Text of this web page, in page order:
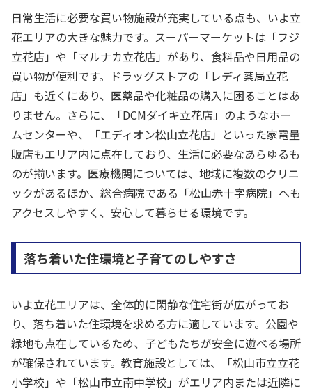
日常生活に必要な買い物施設が充実している点も、いよ立
花エリアの大きな魅力です。スーパーマーケットは「フジ
立花店」や「マルナカ立花店」があり、食料品や日用品の
買い物が便利です。ドラッグストアの「レディ薬局立花
店」も近くにあり、医薬品や化粧品の購入に困ることはあ
りません。さらに、「DCMダイキ立花店」のようなホー
ムセンターや、「エディオン松山立花店」といった家電量
販店もエリア内に点在しており、生活に必要なあらゆるも
のが揃います。医療機関については、地域に複数のクリニ
ックがあるほか、総合病院である「松山赤十字病院」へも
アクセスしやすく、安心して暮らせる環境です。
落ち着いた住環境と子育てのしやすさ
いよ立花エリアは、全体的に閑静な住宅街が広がってお
り、落ち着いた住環境を求める方に適しています。公園や
緑地も点在しているため、子どもたちが安全に遊べる場所
が確保されています。教育施設としては、「松山市立立花
小学校」や「松山市立南中学校」がエリア内または近隣に